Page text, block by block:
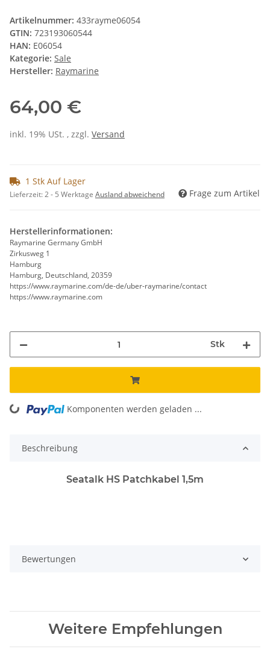
Artikelnummer: 433rayme06054
GTIN: 723193060544
HAN: E06054
Kategorie: Sale
Hersteller: Raymarine
64,00 €
inkl. 19% USt. , zzgl. Versand
1 Stk Auf Lager
Lieferzeit:2 - 5 Werktage Ausland abweichend Frage zum Artikel
Herstellerinformationen:
Raymarine Germany GmbH
Zirkusweg 1
Hamburg
Hamburg, Deutschland, 20359
https://www.raymarine.com/de-de/uber-raymarine/contact
https://www.raymarine.com
Stk
Loading... Komponenten werden geladen ...
Beschreibung
Seatalk HS Patchkabel 1,5m
Bewertungen
Weitere Empfehlungen